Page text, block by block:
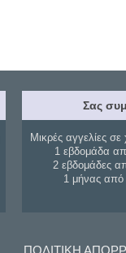
Σας
Μικρές αγγελίες σε
1 εβδομάδα
2 εβδομάδες
1 μήνας
ΠΟΛΙΤΙΚΗ